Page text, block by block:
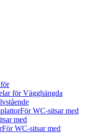
för Vägghängda
För WC-sitsar med
med
För WC-sitsar med